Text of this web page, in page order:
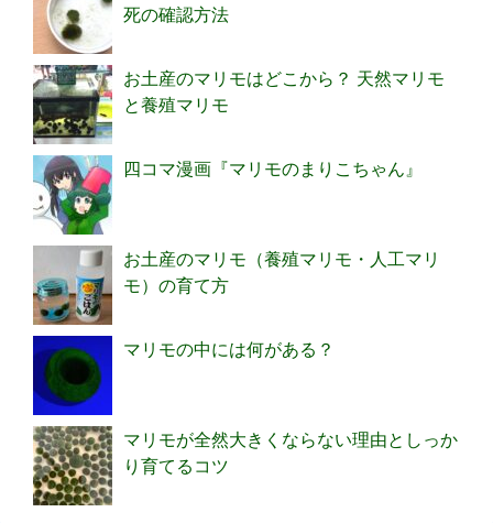
死の確認方法
お土産のマリモはどこから？ 天然マリモ
と養殖マリモ
四コマ漫画『マリモのまりこちゃん』
お土産のマリモ（養殖マリモ・人工マリ
モ）の育て方
マリモの中には何がある？
マリモが全然大きくならない理由としっか
り育てるコツ